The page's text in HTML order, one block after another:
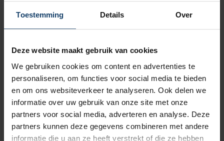
Toestemming Details Over
Deze website maakt gebruik van cookies
We gebruiken cookies om content en advertenties te
personaliseren, om functies voor social media te bieden
en om ons websiteverkeer te analyseren. Ook delen we
informatie over uw gebruik van onze site met onze
partners voor social media, adverteren en analyse. Deze
partners kunnen deze gegevens combineren met andere
informatie die u aan ze heeft verstrekt of die ze hebben
pakket Plus
Vergoeding tot €250 per kalenderjaar bij
Naar vergoedingenoverzicht
Geen wachttijd voor orthodontie
Wil je een orthodontieverzekering afsluiten,
bijvoorbeeld omdat jouw kind een beugel